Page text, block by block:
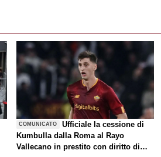
COMUNICATO
Ufficiale la cessione di
Kumbulla dalla Roma al Rayo
Vallecano in prestito con diritto di